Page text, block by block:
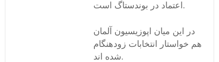
اعتماد در بوندستاگ است.
در این میان اپوزیسیون آلمان
هم خواستار انتخابات زودهنگام
شده اند.